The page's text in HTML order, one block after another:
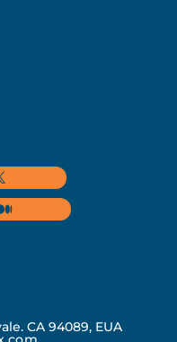
CA 94089, EUA